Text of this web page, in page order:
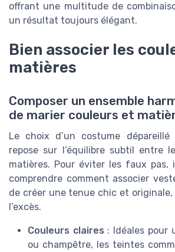
offrant une multitude de
un résultat toujours élégant.
Bien associer les
matières
Composer un ensemble
de marier couleurs et
Le choix d’un costume
repose sur l’équilibre subtil entre
matières. Pour éviter les faux pas,
comprendre comment associer
de créer une tenue chic et
l’excès.
Couleurs claires : Idéales pour
ou champêtre, les teintes